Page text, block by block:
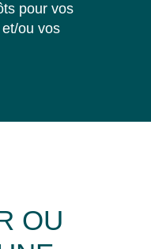
pour vos
ou vos
OU